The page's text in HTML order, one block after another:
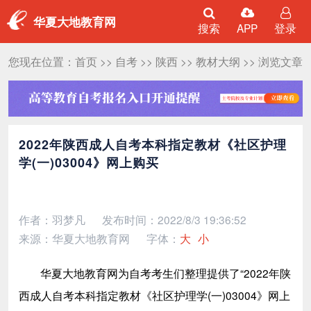
华夏大地教育网 搜索 APP 登录
您现在位置： 首页>> 自考>> 陕西>> 教材大纲 >> 浏览文章
2022年陕西成人自考本科指定教材《社区护理
学(一)03004》网上购买
作者：羽梦凡
发布时间：2022/8/3 19:36:52
来源：华夏大地教育网
字体： 大 小
华夏大地教育网为自考考生们整理提供了“2022年陕
西成人自考本科指定教材《社区护理学(一)03004》网上